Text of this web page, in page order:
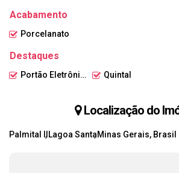
Acabamento
Porcelanato
Destaques
Portão Eletrônico Quintal
Localização do
Palmital IILagoa SantaMinas Gerais, Brasil